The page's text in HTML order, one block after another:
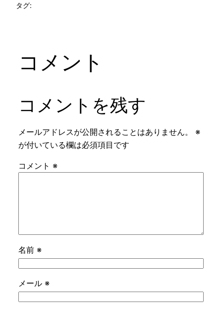
タグ:
コメント
コメントを残す
メールアドレスが公開されることはありません。
※
が付いている欄は必須項目です
コメント ※
名前 ※
メール ※